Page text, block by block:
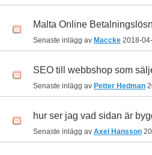
Malta Online
Senaste inlägg av Maccke 2018-
SEO till webbshop som
Senaste inlägg av Petter Hedman
hur ser jag vad sidan är
Senaste inlägg av Axel Hansson